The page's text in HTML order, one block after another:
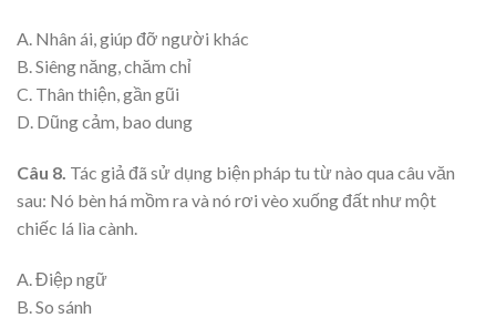
A. Nhân ái, giúp đỡ người khác
B. Siêng năng, chăm chỉ
C. Thân thiện, gần gũi
D. Dũng cảm, bao dung
Câu 8. Tác giả đã sử dụng biện pháp tu từ nào qua câu văn
sau: Nó bèn há mồm ra và nó rơi vèo xuống đất như một
chiếc lá lìa cành.
A. Điệp ngữ
B. So sánh